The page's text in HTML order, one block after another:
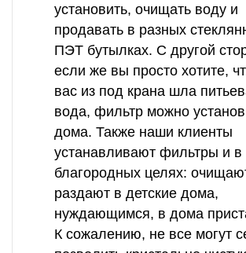
установить, очищать воду и
продавать в разных
ПЭТ бутылках. С другой
если же вы просто хотите,
вас из под крана шла
вода, фильтр можно
дома. Также наши клиенты
устанавливают фильтры и в
благородных целях:
раздают в детские дома,
нуждающимся, в дома
К сожалению, не все могут